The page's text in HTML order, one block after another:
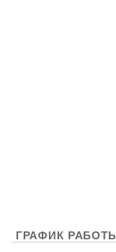
ГРАФИК